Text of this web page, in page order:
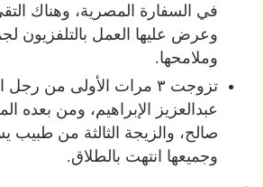
في السفارة المصرية، وهناك التقى
وعرض عليها العمل بالتلفزيون
وملامحها.
تزوجت ٣ مرات الأولى من
عبدالعزيز الإبراهيم، ومن
صالح، والزيجة الثالثة من
وجميعها انتهت بالطلاق.